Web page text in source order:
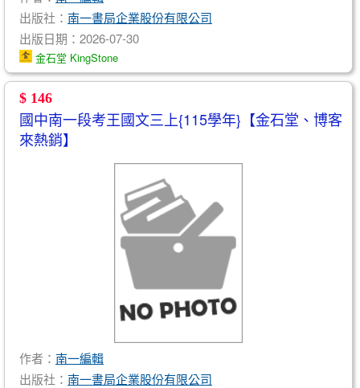
出版社： 南一書局企業股份有限公司
出版日期：2026-07-30
金石堂 KingStone
$ 146
國中南一段考王國文三上{115學年}【金石堂、博客
來熱銷】
作者： 南一編輯
出版社： 南一書局企業股份有限公司